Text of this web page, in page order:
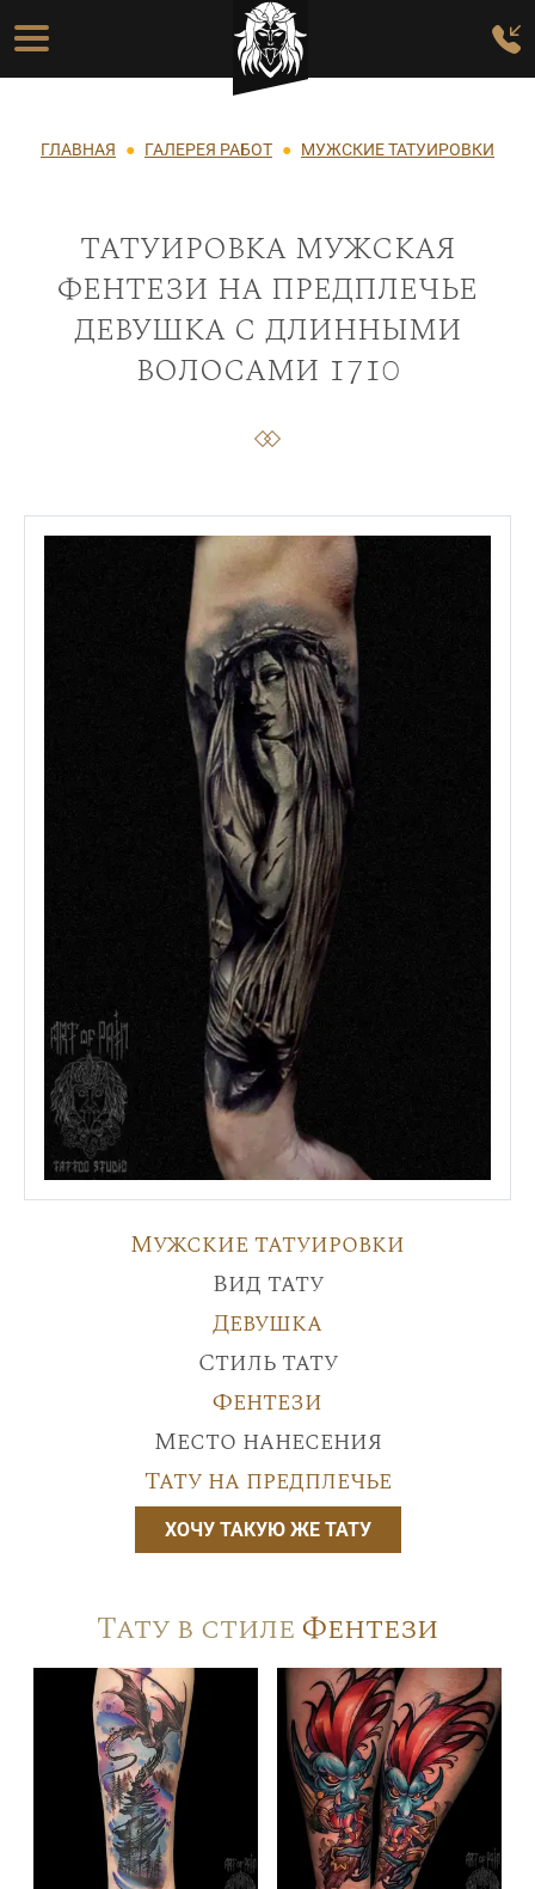
Перейти к основному содержанию
Основная навигация
Строка навигации
ГЛАВНАЯ ГАЛЕРЕЯ РАБОТ МУЖСКИЕ ТАТУИРОВКИ
татуировка мужская
фентези на предплечье
девушка с длинными
волосами 1710
Мужские татуировки
Вид тату
Девушка
Стиль тату
Фентези
Место нанесения
Тату на предплечье
ХОЧУ ТАКУЮ ЖЕ ТАТУ
Тату в стилеФентези